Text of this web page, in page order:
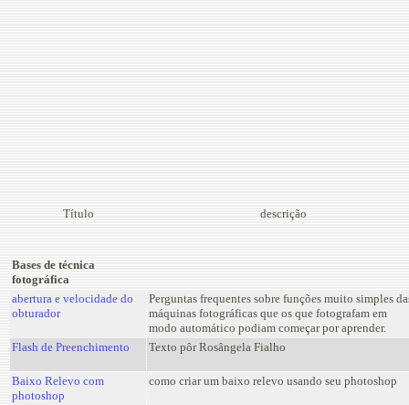
Título descrição
Bases de técnica
fotográfica
abertura e velocidade do
obturador
Perguntas frequentes sobre funções muito simples
máquinas fotográficas que os que fotografam em
modo automático podiam começar por aprender.
Flash de Preenchimento
Texto pôr Rosângela Fialho
Baixo Relevo com
photoshop
como criar um baixo relevo usando seu photoshop